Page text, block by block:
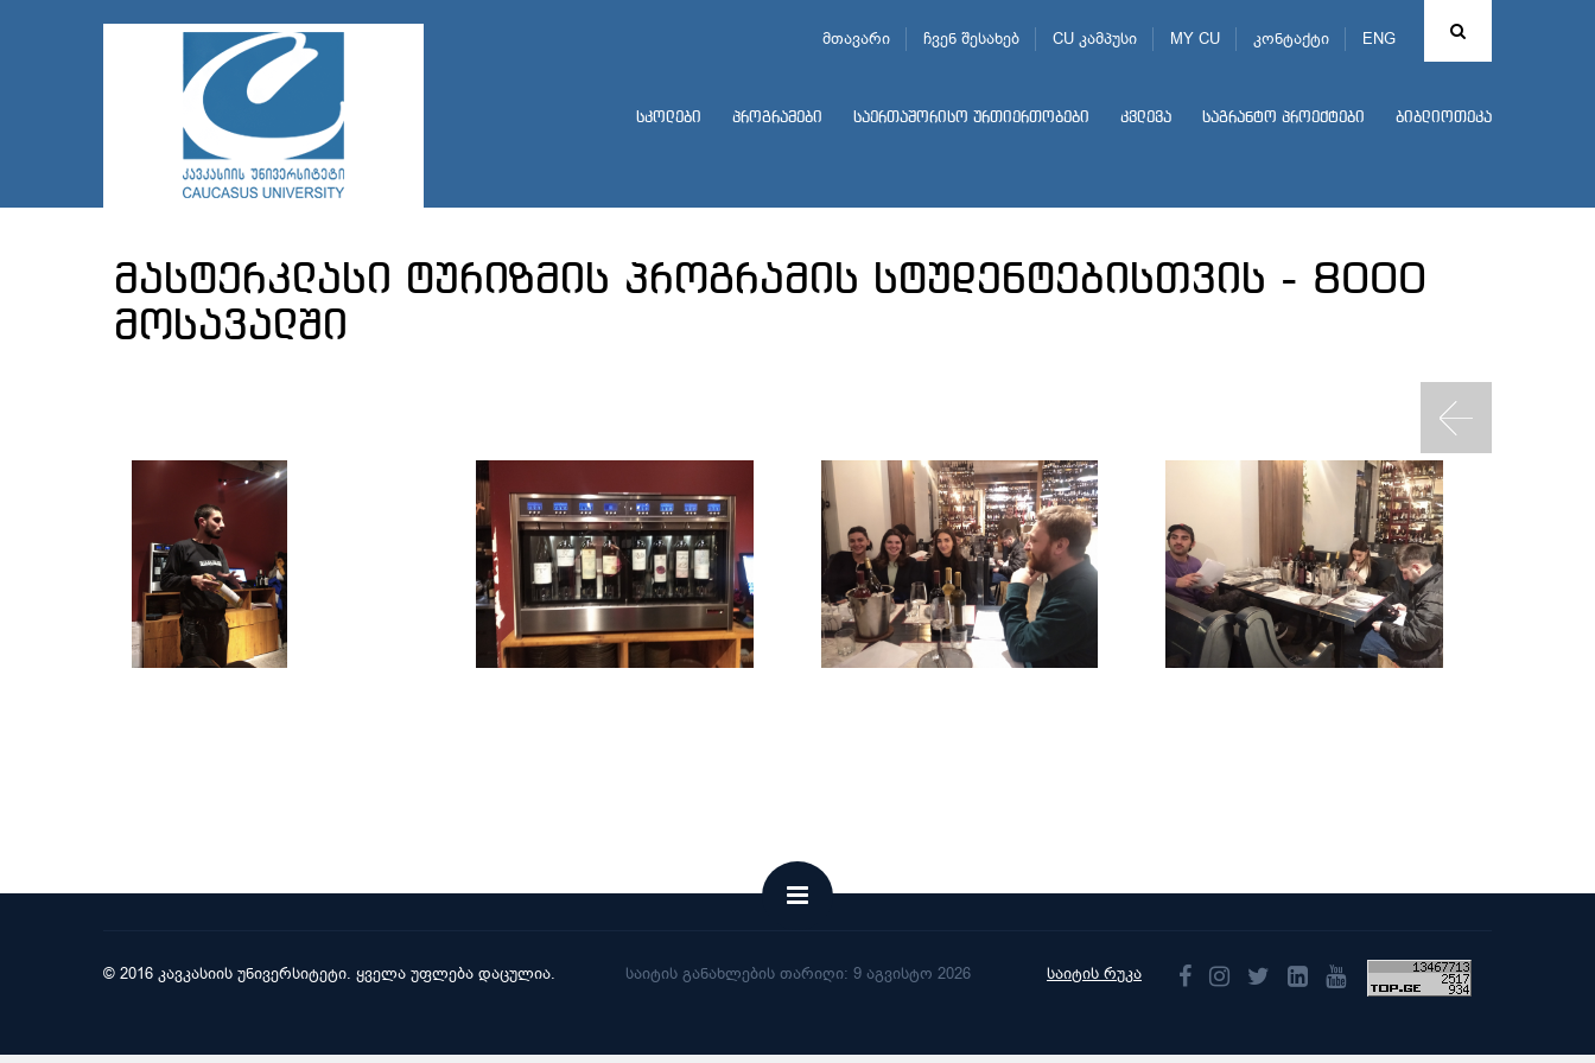
ENG
მთავარი ჩვენ შესახებ CU კამპუსი MY CU კონტაქტი
სკოლები პროგრამები საერთაშორისო ურთიერთობები კვლევა საგრანტო პროექტები ბიბლიოთეკა
მასტერკლასი ტურიზმის პროგრამის სტუდენტებისთვის - 8000
მოსავალში
საიტის რუკა
საიტის განახლების თარიღი: 9 აგვისტო 2026
© 2016 კავკასიის უნივერსიტეტი. ყველა უფლება დაცულია.